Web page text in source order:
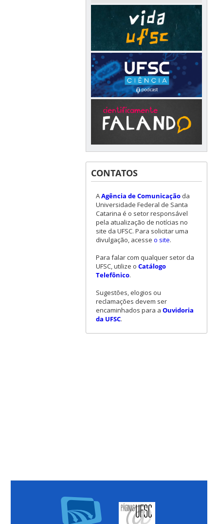
CONTATOS
AAgência de Comunicaçãoda
Universidade Federal de Santa
Catarina é o setor responsável
pela atualização de notícias no
site da UFSC. Para solicitar uma
divulgação, acesse o site.
Para falar com qualquer setor da
UFSC, utilize o Catálogo
Telefônico.
Sugestões, elogios ou
reclamações devem ser
encaminhados para a Ouvidoria
da UFSC.